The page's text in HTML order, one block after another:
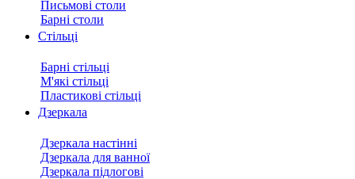
Письмові столи
Барні столи
Стільці
Барні стільці
М'які стільці
Пластикові стільці
Дзеркала
Дзеркала настінні
Дзеркала для ванної
Дзеркала підлогові